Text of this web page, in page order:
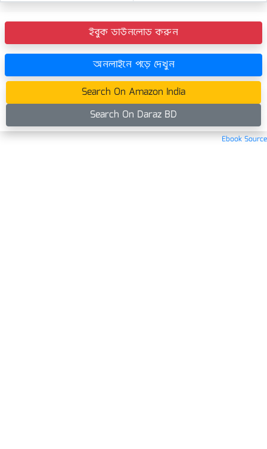
ইবুক ডাউনলোড করুন
অনলাইনে পড়ে দেখুন
Search On Amazon India
Search On Daraz BD
Ebook Source